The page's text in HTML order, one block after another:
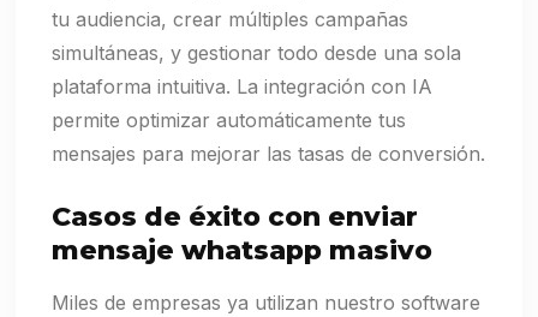
tu audiencia, crear múltiples campañas
simultáneas, y gestionar todo desde una sola
plataforma intuitiva. La integración con IA
permite optimizar automáticamente tus
mensajes para mejorar las tasas de conversión.
Casos de éxito con enviar
mensaje whatsapp masivo
Miles de empresas ya utilizan nuestro software